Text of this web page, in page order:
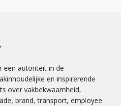
een autoriteit in de
en inspirerende
over vakbekwaamheid,
brand, transport, employee